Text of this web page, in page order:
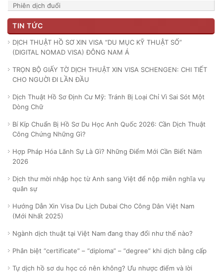
Phiên dịch đuổi
TIN TỨC
DỊCH THUẬT HỒ SƠ XIN VISA “DU MỤC KỸ THUẬT SỐ”
(DIGITAL NOMAD VISA) ĐÔNG NAM Á
TRỌN BỘ GIẤY TỜ DỊCH THUẬT XIN VISA SCHENGEN: CHI TIẾT
CHO NGUỜI ĐI LẦN ĐẦU
Dịch Thuật Hồ Sơ Định Cư Mỹ: Tránh Bị Loại Chỉ Vì Sai Sót Một
Dòng Chữ
Bí Kíp Chuẩn Bị Hồ Sơ Du Học Anh Quốc 2026: Cần Dịch Thuật
Công Chứng Những Gì?
Hợp Pháp Hóa Lãnh Sự Là Gì? Những Điểm Mới Cần Biết Năm
2026
Dịch thư mời nhập học từ Anh sang Việt để nộp miễn nghĩa vụ
quân sự
Hướng Dẫn Xin Visa Du Lịch Dubai Cho Công Dân Việt Nam
(Mới Nhất 2025)
Ngành dịch thuật tại Việt Nam đang thay đổi như thế nào?
Phân biệt “certificate” – “diploma” – “degree” khi dịch bằng cấp
Tự dịch hồ sơ du học có nên không? Ưu nhược điểm và lời